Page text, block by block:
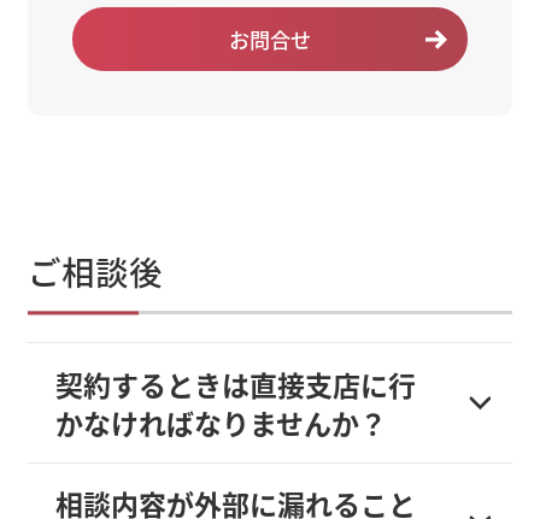
お問合せ
ご相談後
契約するときは直接支店に行
かなければなりませんか？
相談内容が外部に漏れること